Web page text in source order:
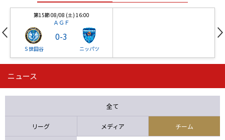
第15節 08/08 (土) 16:00
ＡＧＦ
Ｓ世田谷
0-3
ニッパツ
第16節 09/05 (土) 15:00
ニッパツ 石人の星
ニュース
全て
リーグ メディア チーム